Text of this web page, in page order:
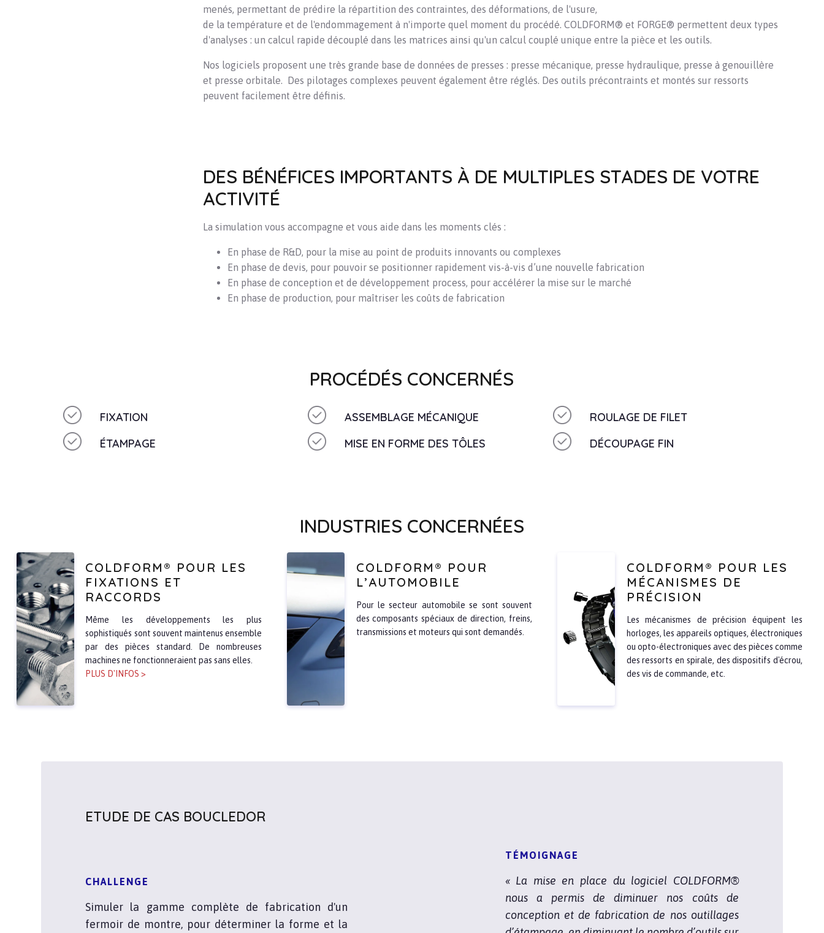
menés, permettant de prédire la répartition des contraintes, des déformations, de l'usure,
de la température et de l'endommagement à n'importe quel moment du procédé. COLDFORM® et FORGE® permettent deux types
d'analyses : un calcul rapide découplé dans les matrices ainsi qu'un calcul couplé unique entre la pièce et les outils.
Nos logiciels proposent une très grande base de données de presses : presse mécanique, presse hydraulique, presse à genouillère
et presse orbitale. Des pilotages complexes peuvent également être réglés. Des outils précontraints et montés sur ressorts
peuvent facilement être définis.
DES BÉNÉFICES IMPORTANTS À DE MULTIPLES STADES DE VOTRE
ACTIVITÉ
La simulation vous accompagne et vous aide dans les moments clés :
En phase de R&D, pour la mise au point de produits innovants ou complexes
En phase de devis, pour pouvoir se positionner rapidement vis-à-vis d’une nouvelle fabrication
En phase de conception et de développement process, pour accélérer la mise sur le marché
En phase de production, pour maîtriser les coûts de fabrication
PROCÉDÉS CONCERNÉS
FIXATION ASSEMBLAGE MÉCANIQUE
ROULAGE DE FILET
ÉTAMPAGE
MISE EN FORME DES TÔLES DÉCOUPAGE FIN
INDUSTRIES CONCERNÉES
COLDFORM® POUR LES
FIXATIONS ET
RACCORDS
Même les développements les plus
sophistiqués sont souvent maintenus ensemble
par des pièces standard. De nombreuses
machines ne fonctionneraient pas sans elles.
PLUS D'INFOS >
COLDFORM® POUR
L’AUTOMOBILE
Pour le secteur automobile se sont souvent
des composants spéciaux de direction, freins,
transmissions et moteurs qui sont demandés.
COLDFORM® POUR LES
MÉCANISMES DE
PRÉCISION
Les mécanismes de précision équipent les
horloges, les appareils optiques, électroniques
ou opto-électroniques avec des pièces comme
des ressorts en spirale, des dispositifs d'écrou,
des vis de commande, etc.
ETUDE DE CAS BOUCLEDOR
CHALLENGE
Simuler la gamme complète de fabrication d'un
fermoir de montre, pour déterminer la forme et la
TÉMOIGNAGE
« La mise en place du logiciel COLDFORM®
nous a permis de diminuer nos coûts de
conception et de fabrication de nos outillages